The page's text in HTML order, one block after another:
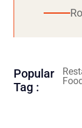
Popular
Tag :